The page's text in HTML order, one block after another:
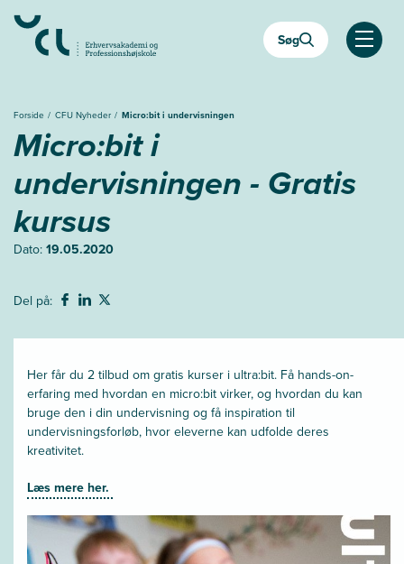
hovedindhold
Søg
Åben
Forside CFU Nyheder Micro:bit i undervisningen
Micro:bit i
undervisningen - Gratis
kursus
Dato:19.05.2020
Del på:
Her får du 2 tilbud om gratis kurser i ultra:bit. Få hands-on-
erfaring med hvordan en micro:bit virker, og hvordan du kan
bruge den i din undervisning og få inspiration til
undervisningsforløb, hvor eleverne kan udfolde deres
kreativitet.
Læs mere her.